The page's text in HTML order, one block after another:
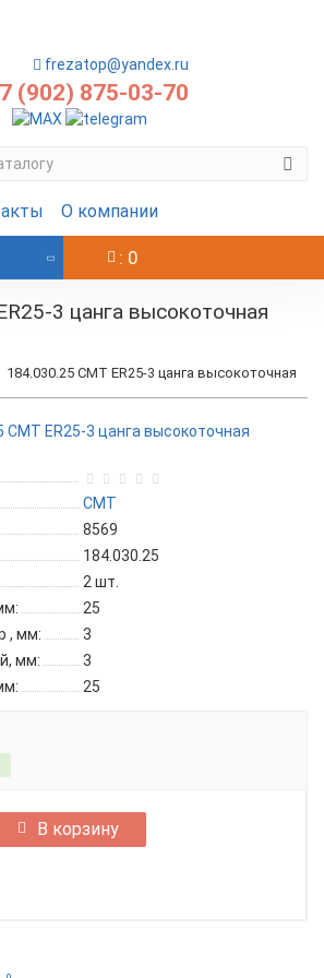
frezatop@yandex.ru
+7 (902) 875-03-70
О компании
: 0
3 цанга высокоточная
184.030.25 CMT ER25-3 цанга высокоточная
CMT
8569
184.030.25
2шт.
25
, мм:
3
мм:
3
25
В корзину